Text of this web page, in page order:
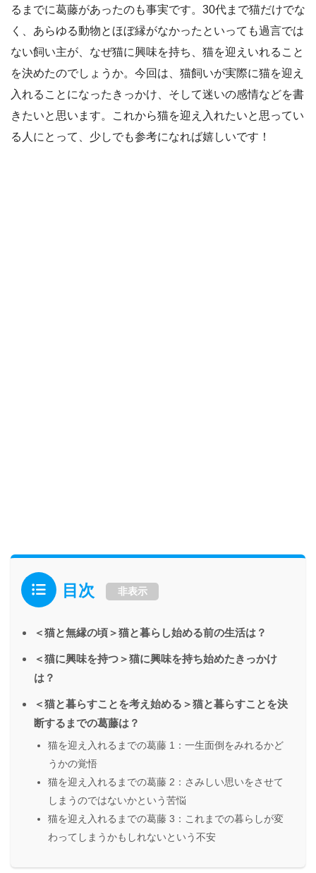
るまでに葛藤があったのも事実です。30代まで猫だけでな
く、あらゆる動物とほぼ縁がなかったといっても過言では
ない飼い主が、なぜ猫に興味を持ち、猫を迎えいれること
を決めたのでしょうか。今回は、猫飼いが実際に猫を迎え
入れることになったきっかけ、そして迷いの感情などを書
きたいと思います。これから猫を迎え入れたいと思ってい
る人にとって、少しでも参考になれば嬉しいです！
目次 非表示
＜猫と無縁の頃＞猫と暮らし始める前の生活は？
＜猫に興味を持つ＞猫に興味を持ち始めたきっかけ
は？
＜猫と暮らすことを考え始める＞猫と暮らすことを決
断するまでの葛藤は？
猫を迎え入れるまでの葛藤 1：一生面倒をみれるかど
うかの覚悟
猫を迎え入れるまでの葛藤 2：さみしい思いをさせて
しまうのではないかという苦悩
猫を迎え入れるまでの葛藤 3：これまでの暮らしが変
わってしまうかもしれないという不安